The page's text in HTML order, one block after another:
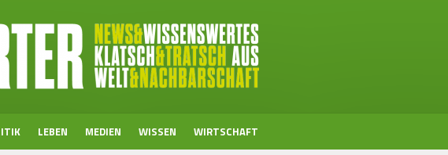
LEBEN MEDIEN WISSEN WIRTSCHAFT